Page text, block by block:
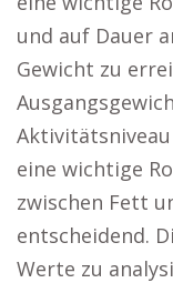
und auf Dauer
Gewicht zu
eine wichtige
zwischen Fett
entscheidend.
Werte zu